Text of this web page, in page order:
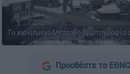
Το χιονισμένο Μέτσοβο (φωτογραφία
Προσθέστε το